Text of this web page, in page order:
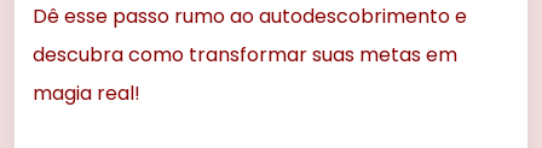
Dê esse passo rumo ao autodescobrimento e
descubra como transformar suas metas em
magia real!